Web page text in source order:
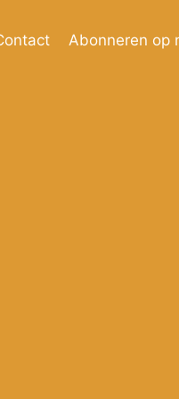
Abonneren op